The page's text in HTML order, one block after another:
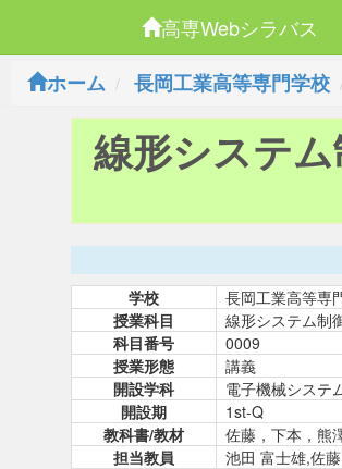
高専Webシラバス
ホーム
長岡工業高等専門学校
線形システ
学校
長岡工業高等専
授業科目
線形システム制
科目番号
0009
授業形態
講義
開設学科
電子機械システ
開設期
1st-Q
教科書/教材
佐藤，下本，熊
担当教員
池田 富士雄,佐